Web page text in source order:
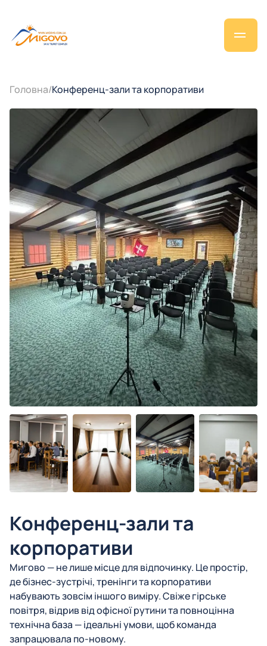
Головна/Конференц-зали та корпоративи
Конференц-зали та
корпоративи
Мигово — не лише місце для відпочинку. Це простір,
де бізнес-зустрічі, тренінги та корпоративи
набувають зовсім іншого виміру. Свіже гірське
повітря, відрив від офісної рутини та повноцінна
технічна база — ідеальні умови, щоб команда
запрацювала по-новому.